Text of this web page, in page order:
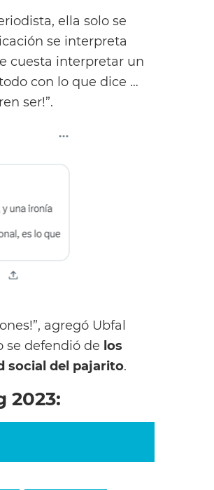
ella solo se
se interpreta
cuesta interpretar un
con lo que dice …
ser!”.
agregó Ubfal
se defendió de los
social del pajarito.
2023: